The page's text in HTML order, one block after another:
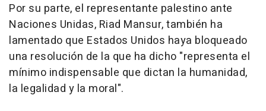
Por su parte, el representante palestino ante
Naciones Unidas, Riad Mansur, también ha
lamentado que Estados Unidos haya bloqueado
una resolución de la que ha dicho "representa el
mínimo indispensable que dictan la humanidad,
la legalidad y la moral".